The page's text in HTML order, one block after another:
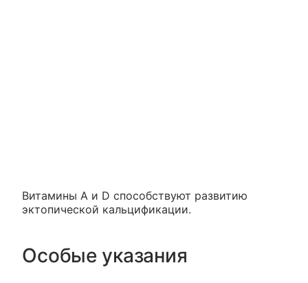
Витамины А и D способствуют развитию
эктопической кальцификации.
Особые указания